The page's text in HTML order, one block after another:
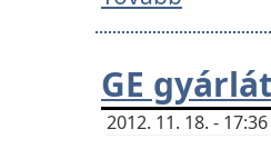
GE
2012. 11. 18. -